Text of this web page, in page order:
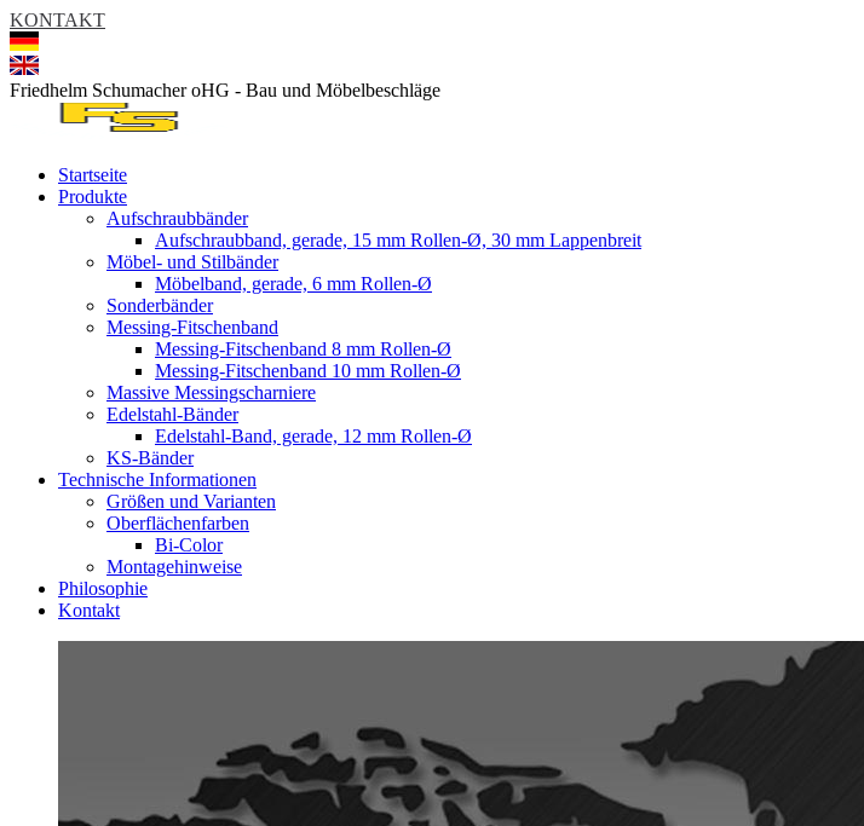
KONTAKT
Friedhelm Schumacher oHG - Bau und Möbelbeschläge
Startseite
Produkte
Aufschraubbänder
Aufschraubband, gerade, 15 mm Rollen-Ø, 30 mm Lappenbreit
Möbel- und Stilbänder
Möbelband, gerade, 6 mm Rollen-Ø
Sonderbänder
Messing-Fitschenband
Messing-Fitschenband 8 mm Rollen-Ø
Messing-Fitschenband 10 mm Rollen-Ø
Massive Messingscharniere
Edelstahl-Bänder
Edelstahl-Band, gerade, 12 mm Rollen-Ø
KS-Bänder
Technische Informationen
Größen und Varianten
Oberflächenfarben
Bi-Color
Montagehinweise
Philosophie
Kontakt